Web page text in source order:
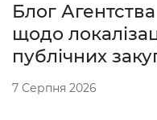
Блог
щодо
публічних
7 Серпня 2026